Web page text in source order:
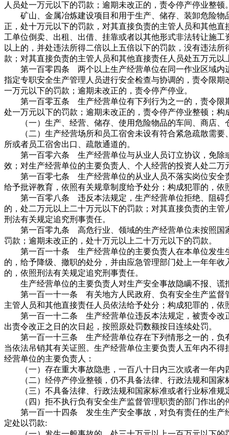
人员处一万元以下的罚款；逾期未改正的，责令停产停业整顿
矿山、金属冶炼建设项目和用于生产、储存、装卸危险物
正，处十万元以下的罚款，对其直接负责的主管人员和其他
工单位倒卖、出租、出借、挂靠或者以其他形式非法转让施
以上的，并处违法所得二倍以上五倍以下的罚款，没有违法
款；对其直接负责的主管人员和其他直接责任人员处五万元
第一百零四条 两个以上生产经营单位在同一作业区域内
指定专职安全生产管理人员进行安全检查与协调的，责令限
一万元以下的罚款；逾期未改正的，责令停产停业。
第一百零五条 生产经营单位有下列行为之一的，责令限
处一万元以下的罚款；逾期未改正的，责令停产停业整顿；
（一）生产、经营、储存、使用危险物品的车间、商店、
（二）生产经营场所和员工宿舍未设有符合紧急疏散需要
所或者员工宿舍出口、疏散通道的。
第一百零六条 生产经营单位与从业人员订立协议，免除
效；对生产经营单位的主要负责人、个人经营的投资人处二万
第一百零七条 生产经营单位的从业人员不落实岗位安全
给予批评教育，依照有关规章制度给予处分；构成犯罪的，依
第一百零八条 违反本法规定，生产经营单位拒绝、阻碍
的，处二万元以上二十万元以下的罚款；对其直接负责的主
刑法有关规定追究刑事责任。
第一百零九条 高危行业、领域的生产经营单位未按照国
罚款；逾期未改正的，处十万元以上二十万元以下的罚款。
第一百一十条 生产经营单位的主要负责人在本单位发生
的，给予降级、撤职的处分，并由应急管理部门处上一年年
的，依照刑法有关规定追究刑事责任。
生产经营单位的主要负责人对生产安全事故隐瞒不报、谎
第一百一十一条 有关地方人民政府、负有安全生产监督
主管人员和其他直接责任人员依法给予处分；构成犯罪的，
第一百一十二条 生产经营单位违反本法规定，被责令改
出责令改正之日的次日起，按照原处罚数额按日连续处罚。
第一百一十三条 生产经营单位存在下列情形之一的，负
当依法吊销其有关证照。生产经营单位主要负责人五年内不
经营单位的主要负责人：
（一）存在重大事故隐患，一百八十日内三次或者一年内
（二）经停产停业整顿，仍不具备法律、行政法规和国家
（三）不具备法律、行政法规和国家标准或者行业标准规
（四）拒不执行负有安全生产监督管理职责的部门作出的
第一百一十四条 发生生产安全事故，对负有责任的生产
定处以罚款: